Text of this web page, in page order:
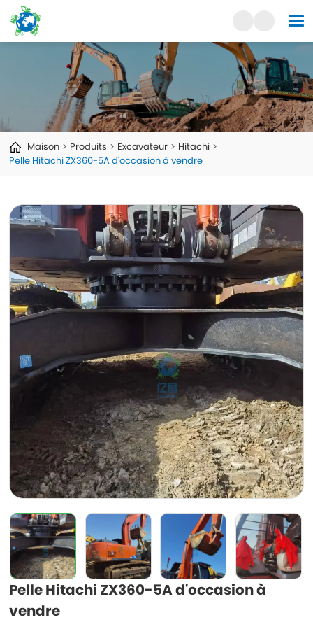
Maison Produits Excavateur
Hitachi
Pelle Hitachi ZX360-5A d'occasion à vendre
Pelle Hitachi ZX360-5A d'occasion à
vendre